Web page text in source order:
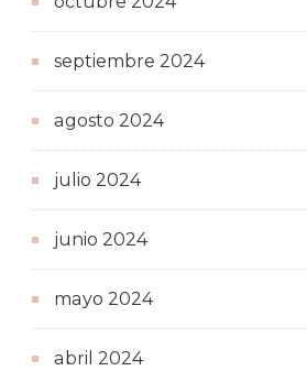
septiembre 2024
agosto 2024
julio 2024
junio 2024
mayo 2024
abril 2024